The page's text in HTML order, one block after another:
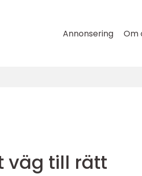
Annonsering Om
väg till rätt